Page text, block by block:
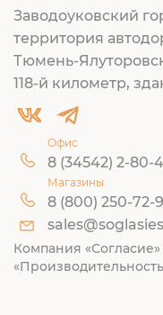
Заводоуковский
территория
Тюмень-
118-й километр,
Офис
8 (34542) 2-80-
Магазины
8 (800) 250-72-
Компания «Согласие»